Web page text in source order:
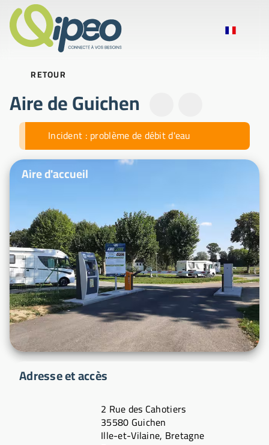
RETOUR
Aire de Guichen
Fil-info des actualités Incident : problème de débit d'eau
Photos d'illustration
Aire d'accueil
Adresse et accès
2 Rue des Cahotiers
35580 Guichen
Ille-et-Vilaine, Bretagne